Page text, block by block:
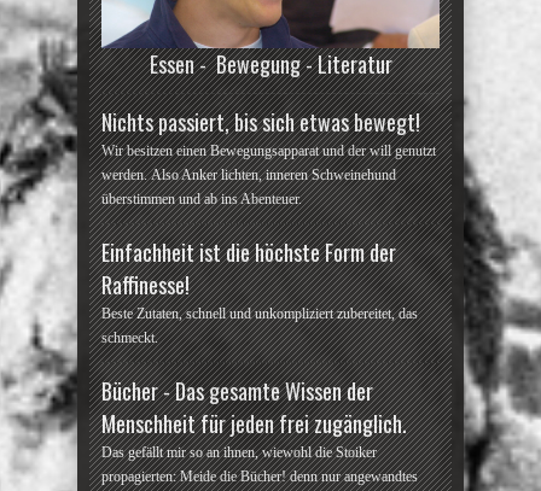
Essen - Bewegung - Literatur
Nichts passiert, bis sich etwas bewegt!
Wir besitzen einen Bewegungsapparat und der will genutzt
werden. Also Anker lichten, inneren Schweinehund
überstimmen und ab ins Abenteuer.
Einfachheit ist die höchste Form der
Raffinesse!
Beste Zutaten, schnell und unkompliziert zubereitet, das
schmeckt.
Bücher - Das gesamte Wissen der
Menschheit für jeden frei zugänglich.
Das gefällt mir so an ihnen, wiewohl die Stoiker
propagierten: Meide die Bücher! denn nur angewandtes